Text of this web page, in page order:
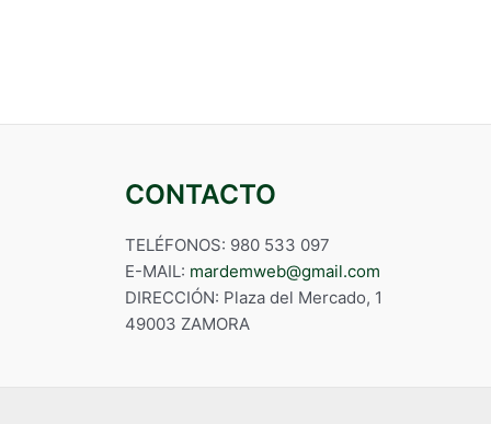
CONTACTO
TELÉFONOS: 980 533 097
E-MAIL: mardemweb@gmail.com
DIRECCIÓN: Plaza del Mercado, 1
49003 ZAMORA